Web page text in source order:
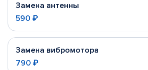
Замена антенны
590 ₽
Замена вибромотора
790 ₽